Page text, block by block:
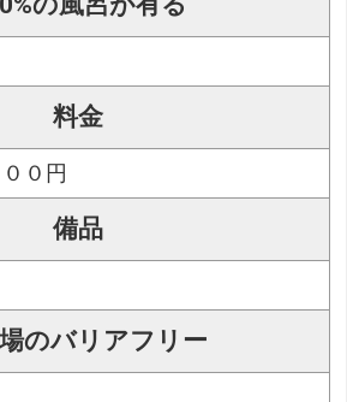
料金
０円
備品
のバリアフリー